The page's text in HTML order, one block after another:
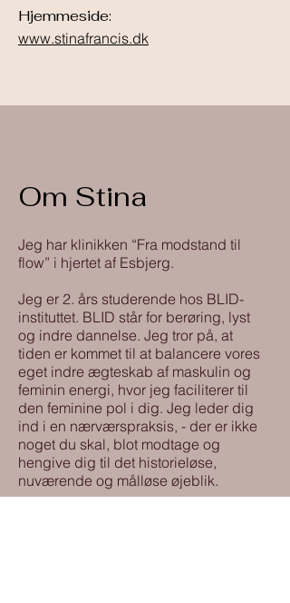
Hjemmeside:
www.stinafrancis.dk
Om Stina
Jeg har klinikken “Fra modstand til
flow” i hjertet af Esbjerg.
Jeg er 2. års studerende hos BLID-
instituttet. BLID står for berøring, lyst
og indre dannelse. Jeg tror på, at
tiden er kommet til at balancere vores
eget indre ægteskab af maskulin og
feminin energi, hvor jeg faciliterer til
den feminine pol i dig. Jeg leder dig
ind i en nærværspraksis, - der er ikke
noget du skal, blot modtage og
hengive dig til det historieløse,
nuværende og målløse øjeblik.